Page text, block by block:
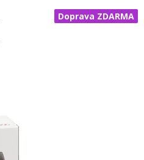
Doprava ZDARMA